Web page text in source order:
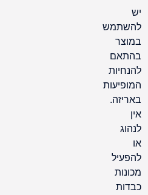
יש
להשתמש
במוצר
בהתאם
להנחיות
המופיעות
באריזה.
אין
לנהוג
או
להפעיל
מכונות
כבדות